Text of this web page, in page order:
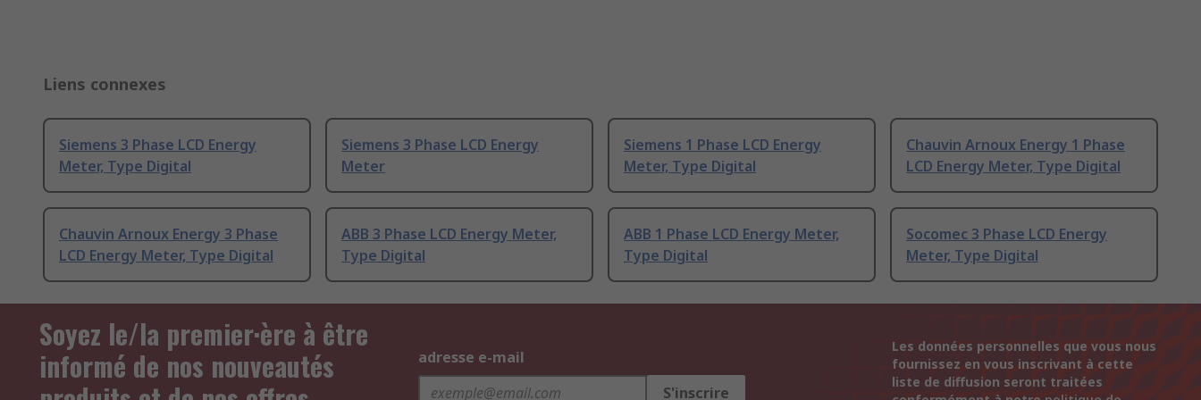
Liens connexes
Siemens 3 Phase LCD Energy
Meter, Type Digital
Siemens 3 Phase LCD Energy
Meter
Siemens 1 Phase LCD Energy
Meter, Type Digital
Chauvin Arnoux Energy 1 Phase
LCD Energy Meter, Type Digital
Chauvin Arnoux Energy 3 Phase
LCD Energy Meter, Type Digital
ABB 3 Phase LCD Energy Meter,
Type Digital
ABB 1 Phase LCD Energy Meter,
Type Digital
Socomec 3 Phase LCD Energy
Meter, Type Digital
Soyez le/la premier·ère à être
informé de nos nouveautés
adresse e-mail
S'inscrire
Les données personnelles que vous nous
fournissez en vous inscrivant à cette
liste de diffusion seront traitées